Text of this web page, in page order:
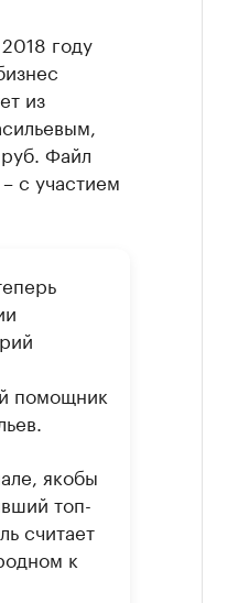
году
из
Файл
с участием
помощник
якобы
топ-
считает
к